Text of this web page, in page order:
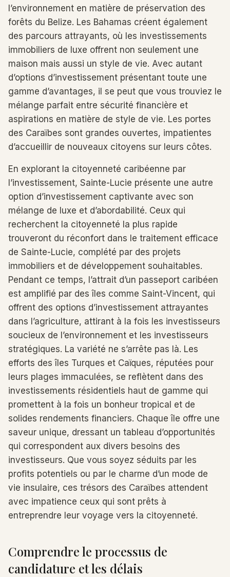
l’environnement en matière de préservation des
forêts du Belize. Les Bahamas créent également
des parcours attrayants, où les investissements
immobiliers de luxe offrent non seulement une
maison mais aussi un style de vie. Avec autant
d’options d’investissement présentant toute une
gamme d’avantages, il se peut que vous trouviez le
mélange parfait entre sécurité financière et
aspirations en matière de style de vie. Les portes
des Caraïbes sont grandes ouvertes, impatientes
d’accueillir de nouveaux citoyens sur leurs côtes.
En explorant la citoyenneté caribéenne par
l’investissement, Sainte-Lucie présente une autre
option d’investissement captivante avec son
mélange de luxe et d’abordabilité. Ceux qui
recherchent la citoyenneté la plus rapide
trouveront du réconfort dans le traitement efficace
de Sainte-Lucie, complété par des projets
immobiliers et de développement souhaitables.
Pendant ce temps, l’attrait d’un passeport caribéen
est amplifié par des îles comme Saint-Vincent, qui
offrent des options d’investissement attrayantes
dans l’agriculture, attirant à la fois les investisseurs
soucieux de l’environnement et les investisseurs
stratégiques. La variété ne s’arrête pas là. Les
efforts des îles Turques et Caïques, réputées pour
leurs plages immaculées, se reflètent dans des
investissements résidentiels haut de gamme qui
promettent à la fois un bonheur tropical et de
solides rendements financiers. Chaque île offre une
saveur unique, dressant un tableau d’opportunités
qui correspondent aux divers besoins des
investisseurs. Que vous soyez séduits par les
profits potentiels ou par le charme d’un mode de
vie insulaire, ces trésors des Caraïbes attendent
avec impatience ceux qui sont prêts à
entreprendre leur voyage vers la citoyenneté.
Comprendre le processus de
candidature et les délais